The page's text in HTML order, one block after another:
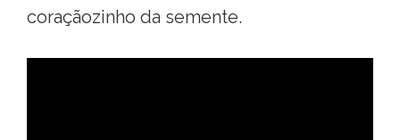
coraçãozinho da semente.